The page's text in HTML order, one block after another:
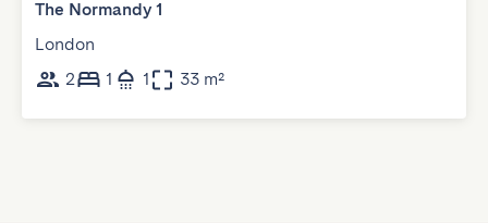
The Normandy 1
London
2
1 1 33 m²